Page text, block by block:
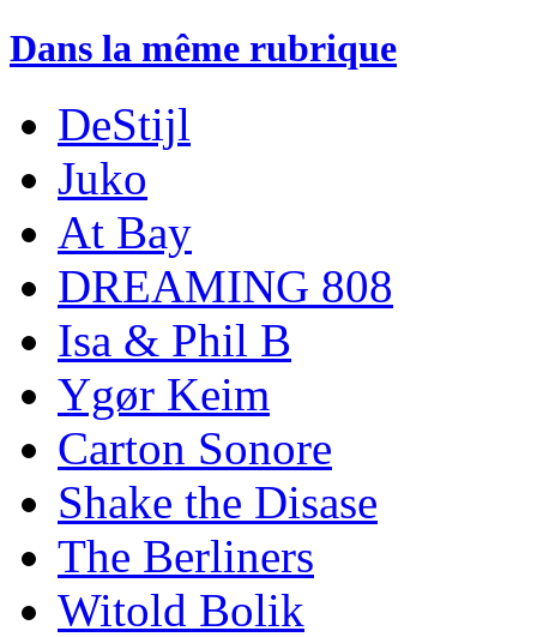
Dans la même rubrique
DeStijl
Juko
At Bay
DREAMING 808
Isa & Phil B
Ygør Keim
Carton Sonore
Shake the Disase
The Berliners
Witold Bolik